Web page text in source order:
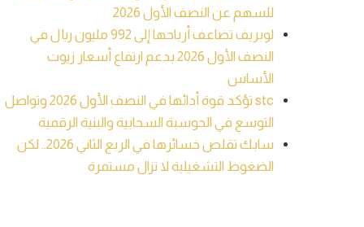
للسهم عن النصف الأول 2026
لوبريف تضاعف أرباحها إلى 992 مليون ريال في
النصف الأول 2026 بدعم ارتفاع أسعار زيوت
الأساس
stc تؤكد قوة أدائها في النصف الأول 2026 وتواصل
التوسع في الحوسبة السحابية والبنية الرقمية
سابك تقلص خسائرها في الربع الثاني 2026.. لكن
الضغوط التشغيلية لا تزال مستمرة